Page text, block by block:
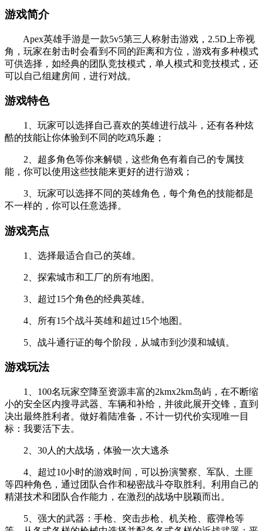
游戏简介
Apex英雄手游是一款5v5第三人称射击游戏，2.5D上帝视
角，玩家在射击时会看到不同的距离和方位，游戏有多种模式
可供选择，如经典的团队竞技模式，单人模式和竞技模式，还
可以自己组建房间，进行对战。
游戏特色
1、玩家可以选择自己喜欢的英雄进行战斗，还有各种炫
酷的技能让你体验到不同的吃鸡乐趣；
2、超多角色等你来解锁，这些角色有着自己的专属技
能，你可以使用这些技能来更好的进行游戏；
3、玩家可以选择不同的英雄角色，每个角色的技能都是
不一样的，你可以任意选择。
游戏亮点
1、选择最适合自己的英雄。
2、探索城市和工厂的所有地图。
3、超过15个角色的经典英雄。
4、所有15个战斗英雄和超过15个地图。
5、战斗通行证的每个阶段，从城市到沙漠和城镇。
游戏玩法
1、100名玩家空降至资源丰富的2kmx2km岛屿，在不断缩
小的安全区内搜寻武器、车辆和补给，并彼此展开交锋，直到
决出最终胜利者。做好着陆准备，不计一切代价实现唯一目
标：我要活下去。
2、30人的大战场，体验一次大逃杀
4、超过10小时的游戏时间，可以扮演警察、军队、土匪
等四种角色，通过团队合作和秘密战斗夺取胜利。利用自己的
精湛技术和团队合作能力，在激烈的战场中脱颖而出。
5、强大的武器：手枪、突击步枪、机关枪、霰弹枪等